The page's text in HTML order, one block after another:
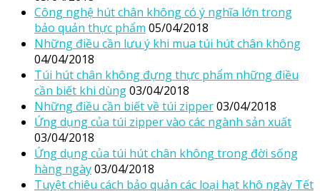
Công nghệ hút chân không có ý nghĩa lớn trong
bảo quản thực phẩm 05/04/2018
Những điều cần lưu ý khi mua túi hút chân không
04/04/2018
Túi hút chân không đựng thực phẩm những điều
cần biết khi dùng03/04/2018
Những điều cần biết về túi zipper03/04/2018
Ứng dụng của túi zipper vào các ngành sản xuất
03/04/2018
Ứng dụng của túi hút chân không trong đời sống
hàng ngày03/04/2018
Tuyệt chiêu cách bảo quản các loại hạt khô ngày Tết